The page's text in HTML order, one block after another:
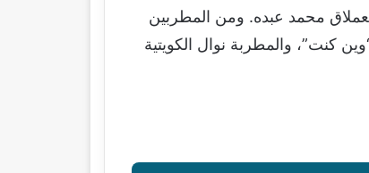
محمد عبده. ومن المطربين
إبداعه الشعري المطرب حسين الجسمي ورابح صقر في ألبومه الجديد 2015 اغنية “وين كنت”، والمطربة نوال الكويتية